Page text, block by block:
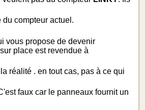
compteur actuel.
vous propose de devenir
place est revendue à
réalité . en tout cas, pas à ce qui
faux car le panneaux fournit un